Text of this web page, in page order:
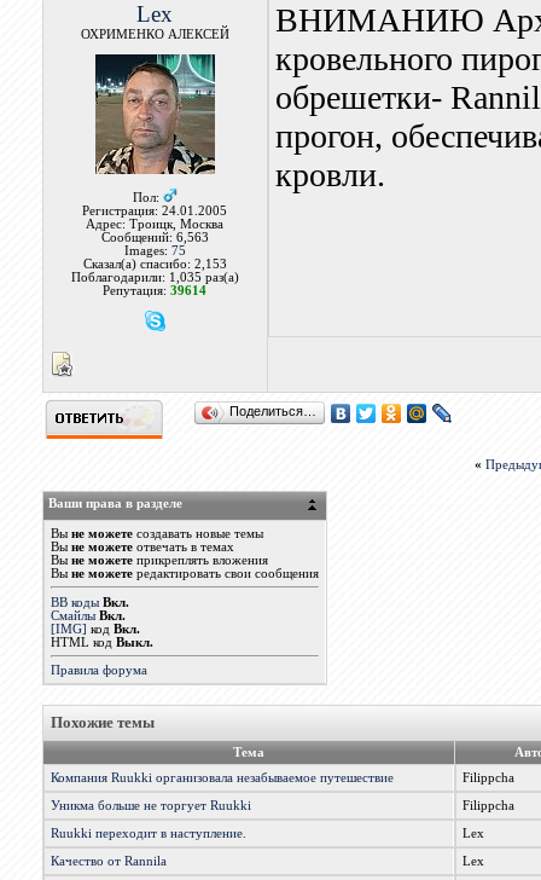
Lex
ОХРИМЕНКО АЛЕКСЕЙ
Пол:
Регистрация: 24.01.2005
Адрес: Троицк, Москва
Сообщений: 6,563
Images: 75
Сказал(а) спасибо: 2,153
Поблагодарили: 1,035 раз(а)
Репутация:39614
ВНИМАНИЮ
кровельного
обрешетки-
прогон,
кровли.
Поделиться…
«
Ваши права в разделе
Вы не можетесоздавать новые темы
Вы не можетеотвечать в темах
Вы не можетеприкреплять вложения
Вы не можетередактировать свои сообщения
BB коды Вкл.
Смайлы Вкл.
[IMG] код Вкл.
HTML код Выкл.
Правила форума
Похожие темы
Тема
Компания Ruukki организовала незабываемое путешествие
Filippcha
Уникма больше не торгует Ruukki Filippcha
Ruukki переходит в наступление. Lex
Качество от Rannila Lex